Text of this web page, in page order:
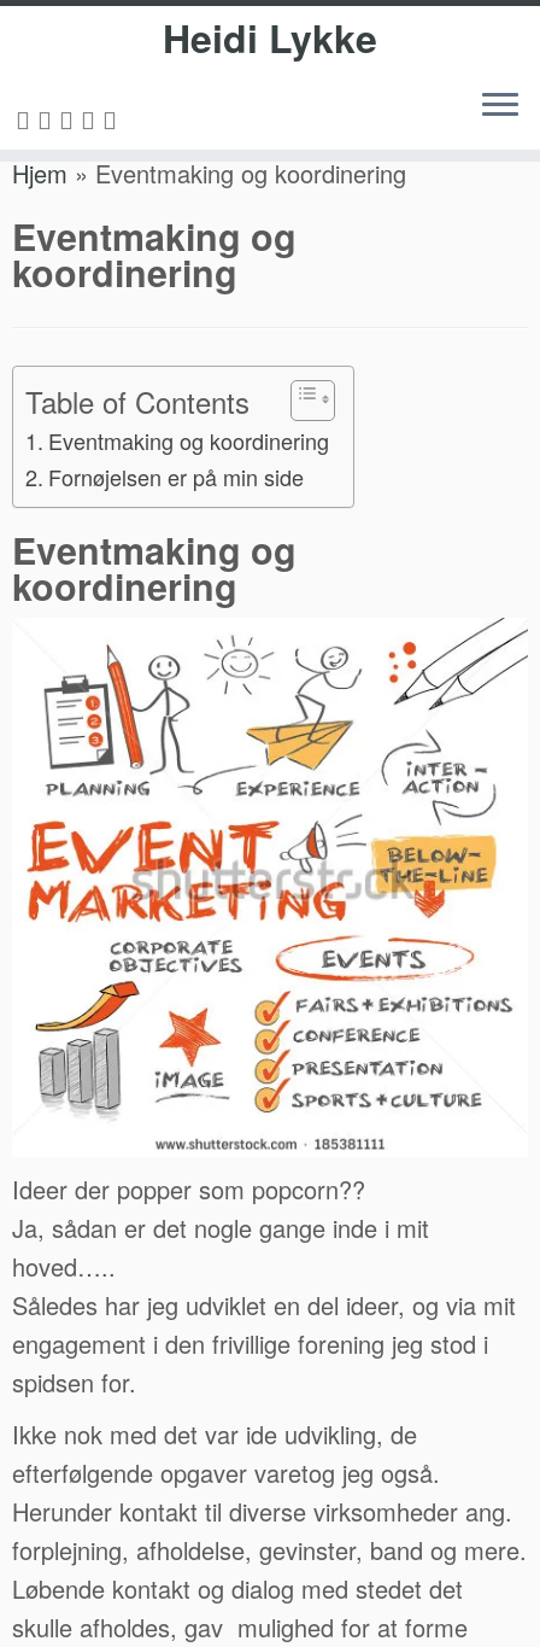
til
indhold
Heidi Lykke
Hjem » Eventmaking og koordinering
Eventmaking og
koordinering
Table of Contents
Eventmaking og koordinering
Fornøjelsen er på min side
Eventmaking og
koordinering
Ideer der popper som popcorn??
Ja, sådan er det nogle gange inde i mit
hoved…..
Således har jeg udviklet en del ideer, og via mit
engagement i den frivillige forening jeg stod i
spidsen for.
Ikke nok med det var ide udvikling, de
efterfølgende opgaver varetog jeg også.
Herunder kontakt til diverse virksomheder ang.
forplejning, afholdelse, gevinster, band og mere.
Løbende kontakt og dialog med stedet det
skulle afholdes, gav mulighed for at forme